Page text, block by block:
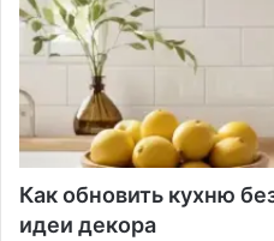
Как обновить кухню
идеи декора